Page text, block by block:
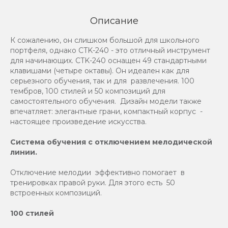
Описание
К сожалению, он слишком большой для школьного
портфеля, однако CTK-240 - это отличный инструмент
для начинающих. CTK-240 оснащен 49 стандартными
клавишами (четыре октавы). Он идеален как для
серьезного обучения, так и для развлечения. 100
тембров, 100 стилей и 50 композиций для
самостоятельного обучения. Дизайн модели также
впечатляет: элегантные грани, компактный корпус -
настоящее произведение искусства.
Система обучения с отключением мелодической
линии.
Отключение мелодии эффективно помогает в
тренировках правой руки. Для этого есть 50
встроенных композиций.
100 стилей